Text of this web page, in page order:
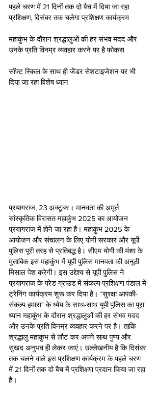
पहले चरण में 21 दिनों तक दो बैच में दिया जा रहा
प्रशिक्षण, दिसंबर तक चलेगा प्रशिक्षण कार्यक्रम
महाकुंभ के दौरान श्रद्धालुओं की हर संभव मदद और
उनके प्रति विनम्र व्यवहार करने पर है फोकस
सॉफ्ट स्किल के साथ ही जेंडर सेशटाइजेशन पर भी
दिया जा रहा विशेष ध्यान
प्रयागराज, 23 अक्टूबर। मानवता की अमूर्त
सांस्कृतिक विरासत महाकुंभ 2025 का आयोजन
प्रयागराज में होने जा रहा है। महाकुंभ 2025 के
आयोजन और संचालन के लिए योगी सरकार और यूपी
पुलिस पूरी तरह से प्रतिबद्ध है। सीएम योगी की मंशा के
मुताबिक इस महाकुंभ में यूपी पुलिस मानवता की अनूठी
मिसाल पेश करेगी। इस उद्देश्य से यूपी पुलिस ने
प्रयागराज के परेड ग्राउंड में संकल्प प्रशिक्षण पंडाल में
ट्रेनिंग कार्यक्रम शुरू कर दिया है। "सुरक्षा आपकी-
संकल्प हमारा" के ध्येय के साथ-साथ यूपी पुलिस का पूरा
ध्यान महाकुंभ के दौरान श्रद्धालुओं की हर संभव मदद
और उनके प्रति विनम्र व्यवहार करने पर है। ताकि
श्रद्धालु महाकुंभ से लौट कर अपने साथ पुण्य और
सुखद अनुभव ही लेकर जाएं। उल्लेखनीय है कि दिसंबर
तक चलने वाले इस प्रशिक्षण कार्यक्रम के पहले चरण
में 21 दिनों तक दो बैच में प्रशिक्षण प्रदान किया जा रहा
है।